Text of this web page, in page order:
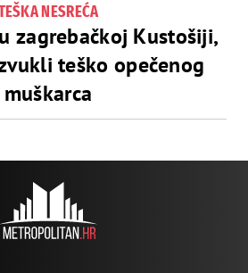
NESREĆA
zagrebačkoj Kustošiji,
teško opečenog
muškarca